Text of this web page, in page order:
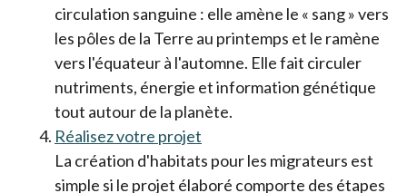
circulation sanguine : elle amène le « sang » vers
les pôles de la Terre au printemps et le ramène
vers l'équateur à l'automne. Elle fait circuler
nutriments, énergie et information génétique
tout autour de la planète.
Réalisez votre projet
La création d'habitats pour les migrateurs est
simple si le projet élaboré comporte des étapes